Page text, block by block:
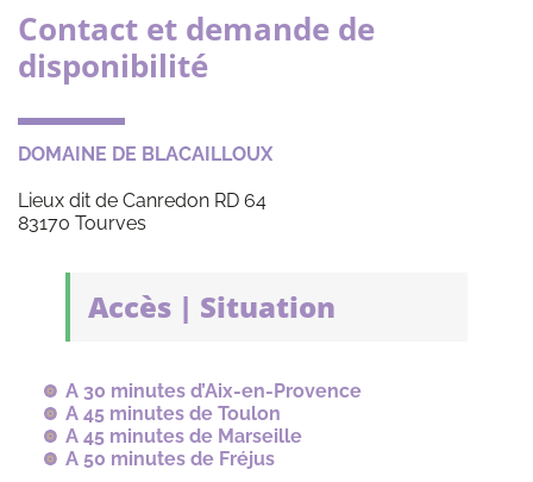
Contact et demande de
disponibilité
DOMAINE DE BLACAILLOUX
Lieux dit de Canredon RD 64
83170 Tourves
Accès | Situation
A 30 minutes d’Aix-en-Provence
A 45 minutes de Toulon
A 45 minutes de Marseille
A 50 minutes de Fréjus